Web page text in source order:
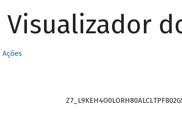
Visualizador
Ações